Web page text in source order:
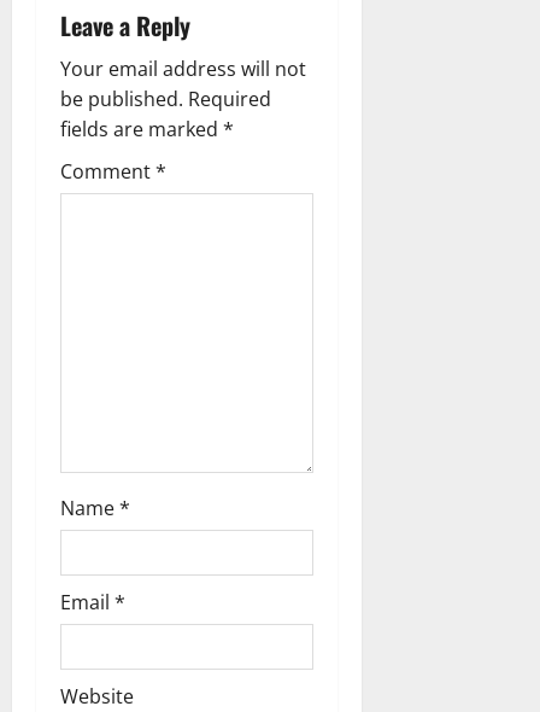
g
a
t
i
Leave a Reply
Your email address will not
be published. Required
fields are marked *
Comment*
Name*
Email *
Website